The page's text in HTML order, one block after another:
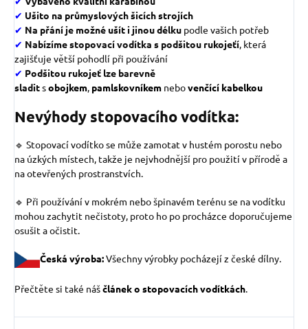
✔ Ušito na průmyslových šicích strojích
✔ Na přání je možné ušít i jinou délku podle vašich potřeb
✔ Nabízíme stopovací vodítka s podšitou rukojeťí, která
zajišťuje větší pohodlí při používání
✔ Podšitou rukojeť lze barevně
sladitsobojkem, pamlskovníkem nebovenčící kabelkou
Nevýhody stopovacího vodítka:
🔹 Stopovací vodítko se může zamotat v hustém porostu nebo
na úzkých místech, takže je nejvhodnější pro použití v přírodě a
na otevřených prostranstvích.
🔹 Při používání v mokrém nebo špinavém terénu se na vodítku
mohou zachytit nečistoty, proto ho po procházce doporučujeme
osušit a očistit.
Česká výroba:Všechny výrobky pocházejí z české dílny.
Přečtěte si také náščlánek o stopovacích vodítkách.